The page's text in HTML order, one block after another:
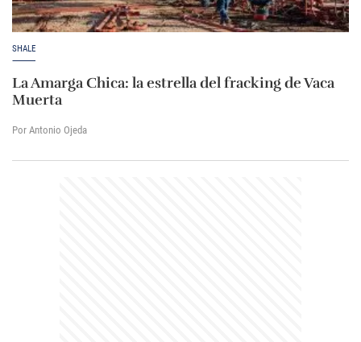
SHALE
La Amarga Chica: la estrella del fracking de Vaca
Muerta
Por Antonio Ojeda